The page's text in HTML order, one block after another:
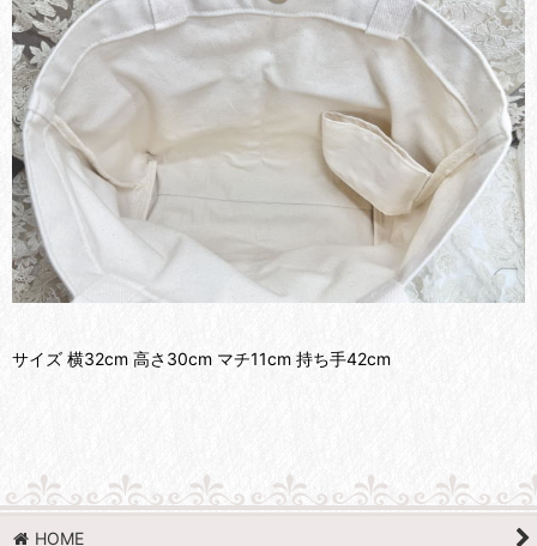
サイズ 横32cm 高さ30cm マチ11cm 持ち手42cm
HOME